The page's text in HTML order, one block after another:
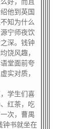
他到英国
知为什么
宁师夜饮
深。钱钟
饶风趣，
堂面前夸
实对质，
学生们喜
红茶，吃
次，曹禺
钟书就坐在